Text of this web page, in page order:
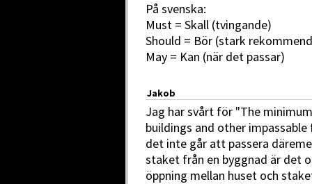
På svenska:
Must = Skall (tvingande)
Should = Bör (stark
May = Kan (när det passar)
Jakob
Jag har svårt för "The
buildings and other
det inte går att passera
staket från en byggnad är det
öppning mellan huset och